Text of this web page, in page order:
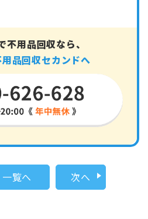
不用品回収なら、
品回収セカンドへ
一覧へ 次へ